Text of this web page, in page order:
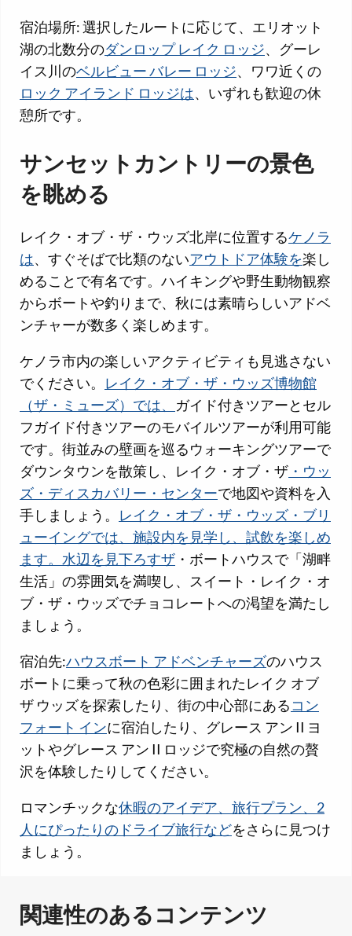
宿泊場所: 選択したルートに応じて、エリオット
湖の北数分のダンロップ レイク ロッジ、グーレ
イス川のベルビュー バレー ロッジ、ワワ近くの
ロック アイランド ロッジは、いずれも歓迎の休
憩所です。
サンセットカントリーの景色
を眺める
レイク・オブ・ザ・ウッズ北岸に位置するケノラ
は、すぐそばで比類のないアウトドア体験を楽し
めることで有名です。ハイキングや野生動物観察
からボートや釣りまで、秋には素晴らしいアドベ
ンチャーが数多く楽しめます。
ケノラ市内の楽しいアクティビティも見逃さない
でください。 レイク・オブ・ザ・ウッズ博物館
（ザ・ミューズ）では、 ガイド付きツアーとセル
フガイド付きツアーのモバイルツアーが利用可能
です。街並みの壁画を巡るウォーキングツアーで
ダウンタウンを散策し、レイク・オブ・ザ ・ウッ
ズ・ディスカバリー・センターで地図や資料を入
手しましょう。 レイク・オブ・ザ・ウッズ・ブリ
ューイングでは、施設内を見学し、試飲を楽しめ
ます。水辺を見下ろすザ ・ボートハウスで「湖畔
生活」の雰囲気を満喫し、スイート・レイク・オ
ブ・ザ・ウッズでチョコレートへの渇望を満たし
ましょう。
宿泊先:ハウスボート アドベンチャーズのハウス
ボートに乗って秋の色彩に囲まれたレイク オブ
ザ ウッズを探索したり、街の中心部にあるコン
フォート インに宿泊したり、グレース アン II ヨ
ットやグレース アン II ロッジで究極の自然の贅
沢を体験したりしてください。
ロマンチックな休暇のアイデア、旅行プラン、2
人にぴったりのドライブ旅行などをさらに見つけ
ましょう。
関連性のあるコンテンツ